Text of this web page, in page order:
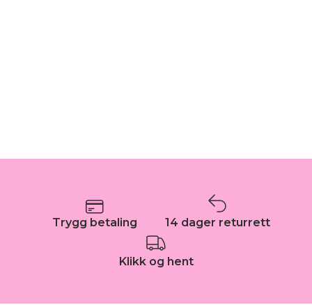
Trygg betaling 14 dager returrett
Klikk og hent